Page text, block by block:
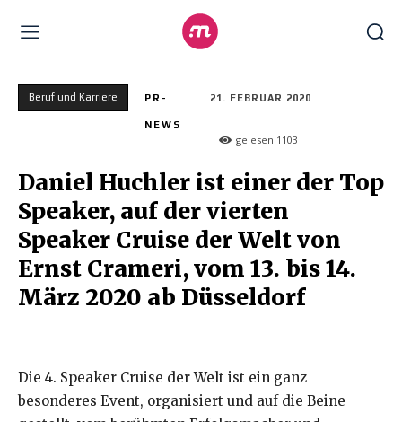
Beruf und Karriere PR-
NEWS
21. FEBRUAR 2020
gelesen 1103
Daniel Huchler ist einer der Top
Speaker, auf der vierten
Speaker Cruise der Welt von
Ernst Crameri, vom 13. bis 14.
März 2020 ab Düsseldorf
Die 4. Speaker Cruise der Welt ist ein ganz
besonderes Event, organisiert und auf die Beine